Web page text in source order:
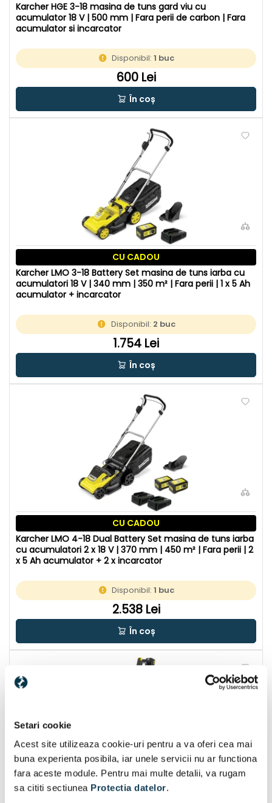
Setari cookie
Acest site utilizeaza cookie-uri pentru a va oferi cea mai
buna experienta posibila, iar unele servicii nu ar functiona
fara aceste module. Pentru mai multe detalii, va rugam
sa cititi sectiunea Protectia datelor.
Karcher HGE 3-18 masina de tuns gard viu cu
acumulator 18 V | 500 mm | Fara perii de carbon | Fara
acumulator si incarcator
Disponibil:1 buc
600 Lei
În coș
CU CADOU
Karcher LMO 3-18 Battery Set masina de tuns iarba cu
acumulatori 18 V | 340 mm | 350 m² | Fara perii | 1 x 5 Ah
acumulator + incarcator
Disponibil: 2 buc
1.754 Lei
În coș
CU CADOU
Karcher LMO 4-18 Dual Battery Set masina de tuns iarba
cu acumulatori 2 x 18 V | 370 mm | 450 m² | Fara perii | 2
x 5 Ah acumulator + 2 x incarcator
Disponibil:1 buc
2.538 Lei
În coș
CU CADOU